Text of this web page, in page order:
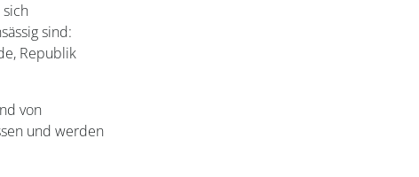
sind:
Republik
von
und werden